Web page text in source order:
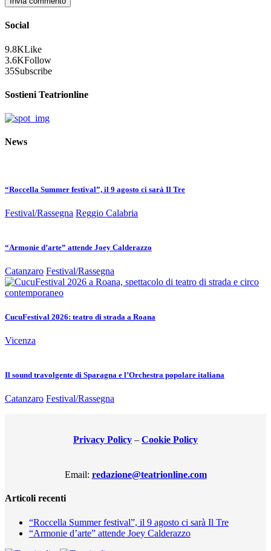
Social
9.8KLike
3.6KFollow
35Subscribe
Sostieni Teatrionline
News
“Roccella Summer festival”, il 9 agosto ci sarà Il Tre
Festival/Rassegna Reggio Calabria
“Armonie d’arte” attende Joey Calderazzo
Catanzaro Festival/Rassegna
CucuFestival 2026: teatro di strada a Roana
Vicenza
Il sound travolgente di Sparagna e l’Orchestra popolare italiana
Catanzaro Festival/Rassegna
Privacy Policy – Cookie Policy
Email: redazione@teatrionline.com
Articoli recenti
“Roccella Summer festival”, il 9 agosto ci sarà Il Tre
“Armonie d’arte” attende Joey Calderazzo